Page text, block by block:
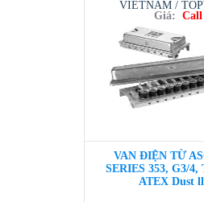
VIETNAM /
VIETNAM /
/ TESCOM
Giá: Call
VAN ĐIỆN TỪ
SERIES 353, G3/4,
ATEX Dust